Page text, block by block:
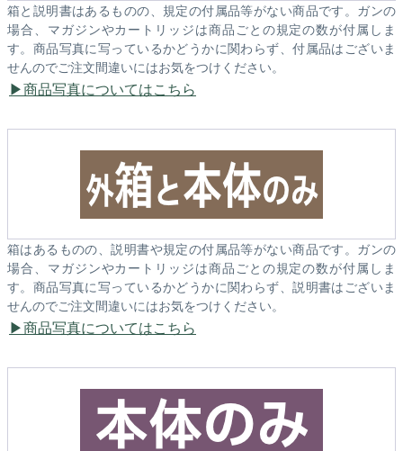
箱と説明書はあるものの、規定の付属品等がない商品です。ガンの
場合、マガジンやカートリッジは商品ごとの規定の数が付属しま
す。商品写真に写っているかどうかに関わらず、付属品はございま
せんのでご注文間違いにはお気をつけください。
商品写真についてはこちら
箱はあるものの、説明書や規定の付属品等がない商品です。ガンの
場合、マガジンやカートリッジは商品ごとの規定の数が付属しま
す。商品写真に写っているかどうかに関わらず、説明書はございま
せんのでご注文間違いにはお気をつけください。
商品写真についてはこちら